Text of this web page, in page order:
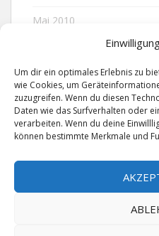
Um dir ein optimales Erlebnis zu
wie Cookies, um
zuzugreifen. Wenn du diesen
Daten wie das Surfverhalten oder
verarbeiten. Wenn du deine
können bestimmte Merkmale und
Mai 2010
META
Anmelden